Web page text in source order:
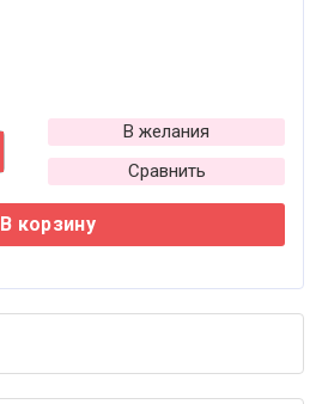
В желания
Сравнить
В корзину